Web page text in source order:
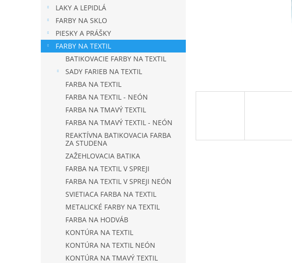
LAKY A LEPIDLÁ
FARBY NA SKLO
PIESKY A PRÁŠKY
FARBY NA TEXTIL
BATIKOVACIE FARBY NA TEXTIL
SADY FARIEB NA TEXTIL
FARBA NA TEXTIL
FARBA NA TEXTIL - NEÓN
FARBA NA TMAVÝ TEXTIL
FARBA NA TMAVÝ TEXTIL - NEÓN
REAKTÍVNA BATIKOVACIA FARBA
ZA STUDENA
ZAŽEHLOVACIA BATIKA
FARBA NA TEXTIL V SPREJI
FARBA NA TEXTIL V SPREJI NEÓN
SVIETIACA FARBA NA TEXTIL
METALICKÉ FARBY NA TEXTIL
FARBA NA HODVÁB
KONTÚRA NA TEXTIL
KONTÚRA NA TEXTIL NEÓN
KONTÚRA NA TMAVÝ TEXTIL